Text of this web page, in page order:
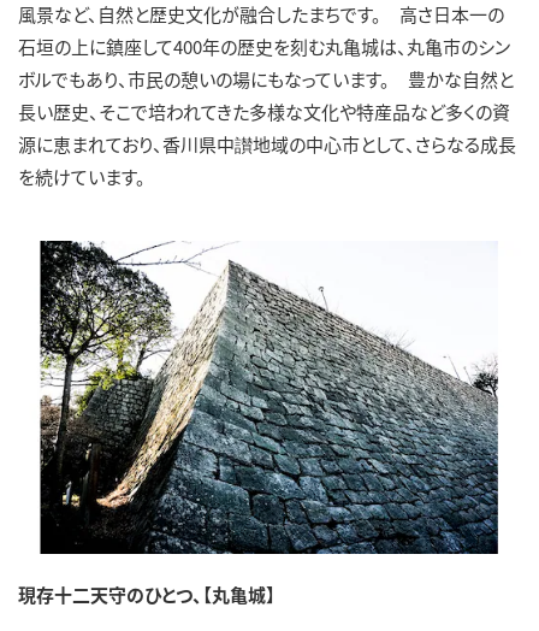
風景など、自然と歴史文化が融合したまちです。 高さ日本一の
石垣の上に鎮座して400年の歴史を刻む丸亀城は、丸亀市のシン
ボルでもあり、市民の憩いの場にもなっています。 豊かな自然と
長い歴史、そこで培われてきた多様な文化や特産品など多くの資
源に恵まれており、香川県中讃地域の中心市として、さらなる成長
を続けています。
現存十二天守のひとつ、【丸亀城】